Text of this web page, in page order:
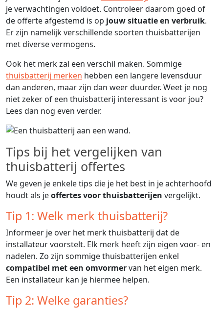
je verwachtingen voldoet. Controleer daarom goed of
de offerte afgestemd is op jouw situatie en verbruik.
Er zijn namelijk verschillende soorten thuisbatterijen
met diverse vermogens.
Ook het merk zal een verschil maken. Sommige
thuisbatterij merken hebben een langere levensduur
dan anderen, maar zijn dan weer duurder. Weet je nog
niet zeker of een thuisbatterij interessant is voor jou?
Lees dan nog even verder.
Tips bij het vergelijken van
thuisbatterij offertes
We geven je enkele tips die je het best in je achterhoofd
houdt als jeoffertes voor thuisbatterijen vergelijkt.
Tip 1: Welk merk thuisbatterij?
Informeer je over het merk thuisbatterij dat de
installateur voorstelt. Elk merk heeft zijn eigen voor- en
nadelen. Zo zijn sommige thuisbatterijen enkel
compatibel met een omvormervan het eigen merk.
Een installateur kan je hiermee helpen.
Tip 2: Welke garanties?